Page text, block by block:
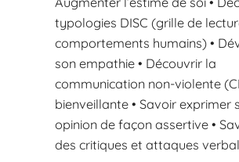
typologies DISC (grille de
comportements humains) •
son empathie • Découvrir la
communication non-violente
bienveillante • Savoir exprimer
opinion de façon assertive •
des critiques et attaques